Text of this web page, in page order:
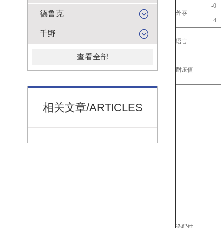
德鲁克
千野
查看全部
相关文章/ARTICLES
外存
-0
-4
语言
耐压值
选配件